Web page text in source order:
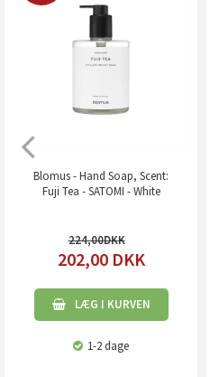
Blomus - Hand Soap, Scent:
Fuji Tea - SATOMI - White
224,00
202,00 DKK
LÆG I KURVEN
1-2 dage